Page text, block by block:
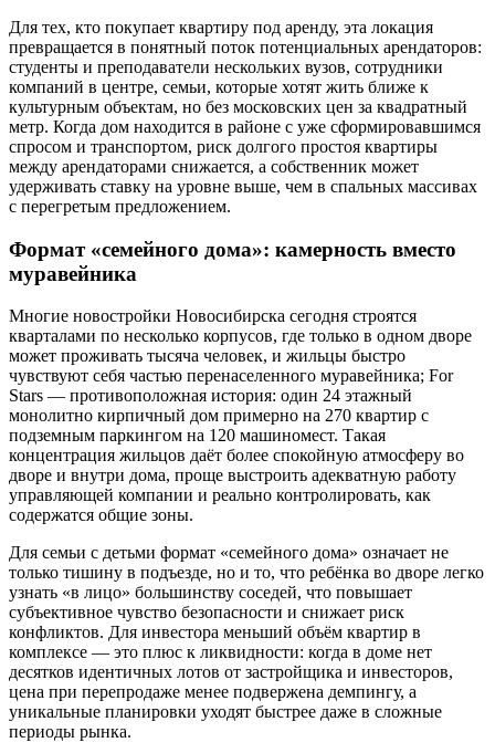
Для тех, кто покупает квартиру под аренду, эта локация
превращается в понятный поток потенциальных арендаторов:
студенты и преподаватели нескольких вузов, сотрудники
компаний в центре, семьи, которые хотят жить ближе к
культурным объектам, но без московских цен за квадратный
метр. Когда дом находится в районе с уже сформировавшимся
спросом и транспортом, риск долгого простоя квартиры
между арендаторами снижается, а собственник может
удерживать ставку на уровне выше, чем в спальных массивах
с перегретым предложением.
Формат «семейного дома»: камерность вместо
муравейника
Многие новостройки Новосибирска сегодня строятся
кварталами по несколько корпусов, где только в одном дворе
может проживать тысяча человек, и жильцы быстро
чувствуют себя частью перенаселенного муравейника; For
Stars — противоположная история: один 24 этажный
монолитно кирпичный дом примерно на 270 квартир с
подземным паркингом на 120 машиномест. Такая
концентрация жильцов даёт более спокойную атмосферу во
дворе и внутри дома, проще выстроить адекватную работу
управляющей компании и реально контролировать, как
содержатся общие зоны.
Для семьи с детьми формат «семейного дома» означает не
только тишину в подъезде, но и то, что ребёнка во дворе легко
узнать «в лицо» большинству соседей, что повышает
субъективное чувство безопасности и снижает риск
конфликтов. Для инвестора меньший объём квартир в
комплексе — это плюс к ликвидности: когда в доме нет
десятков идентичных лотов от застройщика и инвесторов,
цена при перепродаже менее подвержена демпингу, а
уникальные планировки уходят быстрее даже в сложные
периоды рынка.